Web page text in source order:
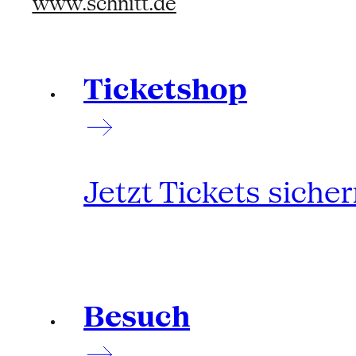
Ticketshop
Jetzt Tickets
Besuch